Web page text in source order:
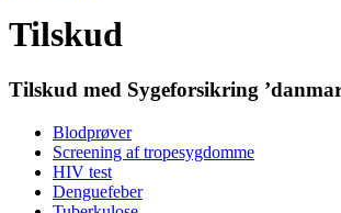
Tilskud
Tilskud med Sygeforsikring
Blodprøver
Screening af tropesygdomme
HIV test
Denguefeber